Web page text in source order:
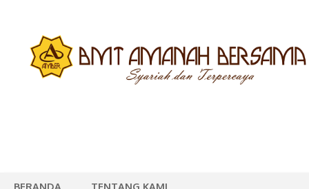
BERANDA TENTANG KAMI